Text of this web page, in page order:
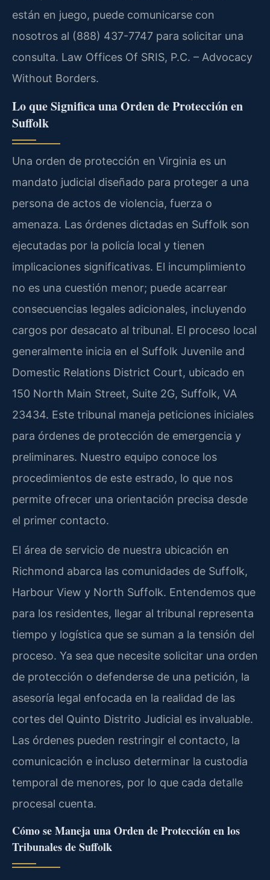
están en juego, puede comunicarse con
nosotros al (888) 437-7747 para solicitar una
consulta. Law Offices Of SRIS, P.C. – Advocacy
Without Borders.
Lo que Significa una Orden de Protección en
Suffolk
Una orden de protección en Virginia es un
mandato judicial diseñado para proteger a una
persona de actos de violencia, fuerza o
amenaza. Las órdenes dictadas en Suffolk son
ejecutadas por la policía local y tienen
implicaciones significativas. El incumplimiento
no es una cuestión menor; puede acarrear
consecuencias legales adicionales, incluyendo
cargos por desacato al tribunal. El proceso local
generalmente inicia en el Suffolk Juvenile and
Domestic Relations District Court, ubicado en
150 North Main Street, Suite 2G, Suffolk, VA
23434. Este tribunal maneja peticiones iniciales
para órdenes de protección de emergencia y
preliminares. Nuestro equipo conoce los
procedimientos de este estrado, lo que nos
permite ofrecer una orientación precisa desde
el primer contacto.
El área de servicio de nuestra ubicación en
Richmond abarca las comunidades de Suffolk,
Harbour View y North Suffolk. Entendemos que
para los residentes, llegar al tribunal representa
tiempo y logística que se suman a la tensión del
proceso. Ya sea que necesite solicitar una orden
de protección o defenderse de una petición, la
asesoría legal enfocada en la realidad de las
cortes del Quinto Distrito Judicial es invaluable.
Las órdenes pueden restringir el contacto, la
comunicación e incluso determinar la custodia
temporal de menores, por lo que cada detalle
procesal cuenta.
Cómo se Maneja una Orden de Protección en los
Tribunales de Suffolk